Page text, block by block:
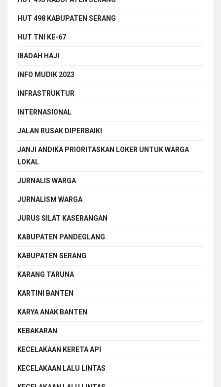
HUT 498 KABUPATEN SERANG
HUT TNI KE-67
IBADAH HAJI
INFO MUDIK 2023
INFRASTRUKTUR
INTERNASIONAL
JALAN RUSAK DIPERBAIKI
JANJI ANDIKA PRIORITASKAN LOKER UNTUK WARGA
LOKAL
JURNALIS WARGA
JURNALISM WARGA
JURUS SILAT KASERANGAN
KABUPATEN PANDEGLANG
KABUPATEN SERANG
KARANG TARUNA
KARTINI BANTEN
KARYA ANAK BANTEN
KEBAKARAN
KECELAKAAN KERETA API
KECELAKAAN LALU LINTAS